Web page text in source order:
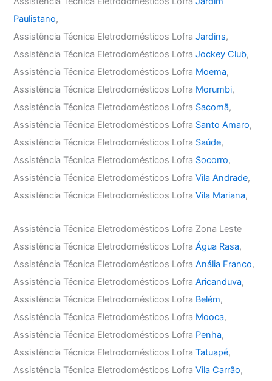
Paulistano,
Assistência Técnica Eletrodomésticos LofraJardins,
Assistência Técnica Eletrodomésticos LofraJockey Club,
Assistência Técnica Eletrodomésticos Lofra Moema,
Assistência Técnica Eletrodomésticos Lofra Morumbi,
Assistência Técnica Eletrodomésticos Lofra Sacomã,
Assistência Técnica Eletrodomésticos Lofra Santo Amaro,
Assistência Técnica Eletrodomésticos Lofra Saúde,
Assistência Técnica Eletrodomésticos Lofra Socorro,
Assistência Técnica Eletrodomésticos LofraVila Andrade,
Assistência Técnica Eletrodomésticos LofraVila Mariana,
Assistência Técnica Eletrodomésticos Lofra Zona Leste
Assistência Técnica Eletrodomésticos LofraÁgua Rasa,
Assistência Técnica Eletrodomésticos LofraAnália Franco,
Assistência Técnica Eletrodomésticos LofraAricanduva,
Assistência Técnica Eletrodomésticos Lofra Belém,
Assistência Técnica Eletrodomésticos Lofra Mooca,
Assistência Técnica Eletrodomésticos Lofra Penha,
Assistência Técnica Eletrodomésticos LofraTatuapé,
Assistência Técnica Eletrodomésticos LofraVila Carrão,